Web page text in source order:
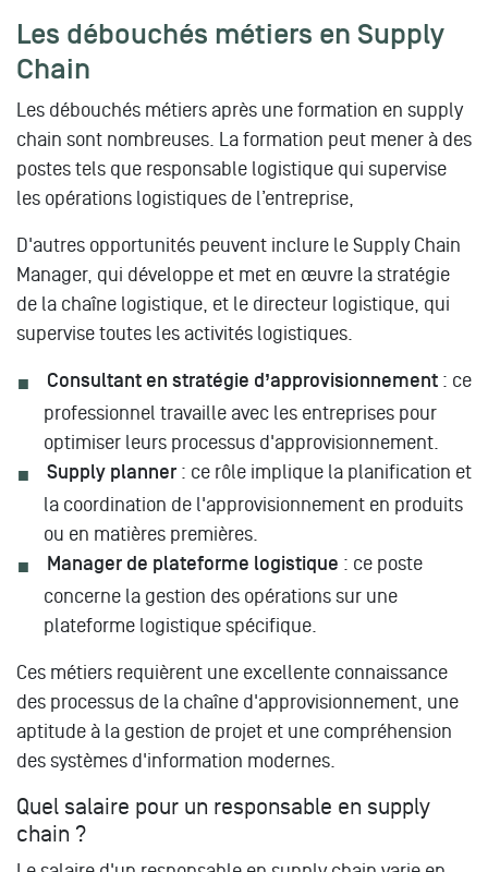
Les débouchés métiers en Supply
Chain
Les débouchés métiers après une formation en supply
chain sont nombreuses. La formation peut mener à des
postes tels que responsable logistique qui supervise
les opérations logistiques de l’entreprise,
D'autres opportunités peuvent inclure le Supply Chain
Manager, qui développe et met en œuvre la stratégie
de la chaîne logistique, et le directeur logistique, qui
supervise toutes les activités logistiques.
Consultant en stratégie d’approvisionnement : ce
professionnel travaille avec les entreprises pour
optimiser leurs processus d'approvisionnement.
Supply planner : ce rôle implique la planification et
la coordination de l'approvisionnement en produits
ou en matières premières.
Manager de plateforme logistique : ce poste
concerne la gestion des opérations sur une
plateforme logistique spécifique.
Ces métiers requièrent une excellente connaissance
des processus de la chaîne d'approvisionnement, une
aptitude à la gestion de projet et une compréhension
des systèmes d'information modernes.
Quel salaire pour un responsable en supply
chain ?